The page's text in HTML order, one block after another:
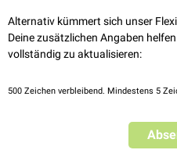
Alternativ kümmert sich unser
Deine zusätzlichen Angaben
vollständig zu aktualisieren:
500 Zeichen verbleibend. Mindestens 5